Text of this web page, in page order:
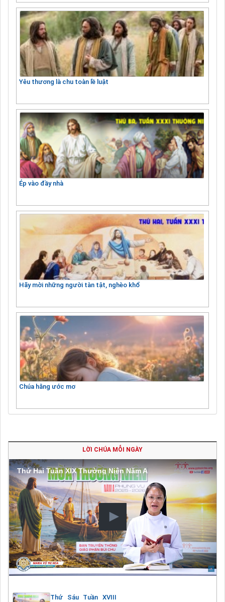
Yêu thương là chu toàn lề luật
Ép vào đầy nhà
Hãy mời những người tàn tật, nghèo khổ
Chúa hằng ước mơ
LỜI CHÚA MỖI NGÀY
Thứ Hai Tuần XIX Thường Niên Năm A
Thứ Sáu Tuần XVIII